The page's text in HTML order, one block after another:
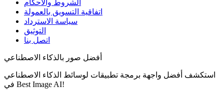
الشروط والأحكام
اتفاقية التسويق بالعمولة
سياسة الاسترداد
التوثيق
اتصل بنا
أفضل صور بالذكاء الاصطناعي
استكشف أفضل واجهة برمجة تطبيقات لوسائط الذكاء الاصطناعي
في Best Image AI!